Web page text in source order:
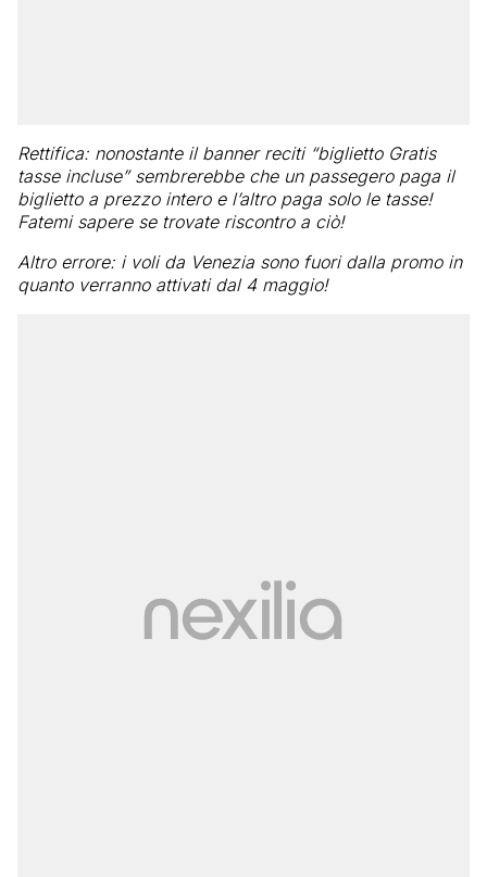
Rettifica: nonostante il banner reciti “biglietto Gratis
tasse incluse” sembrerebbe che un passegero paga il
biglietto a prezzo intero e l’altro paga solo le tasse!
Fatemi sapere se trovate riscontro a ciò!
Altro errore: i voli da Venezia sono fuori dalla promo in
quanto verranno attivati dal 4 maggio!